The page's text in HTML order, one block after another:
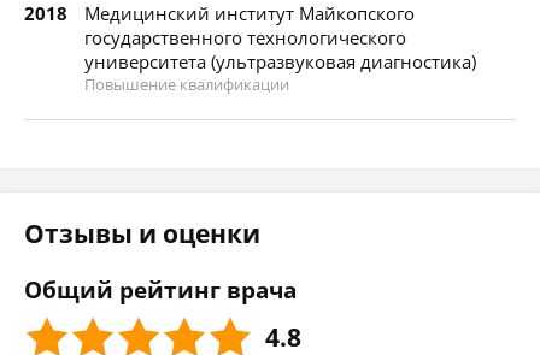
2018
Медицинский институт Майкопского
государственного технологического
университета (ультразвуковая диагностика)
Повышение квалификации
Отзывы и оценки
Общий рейтинг врача
4.8